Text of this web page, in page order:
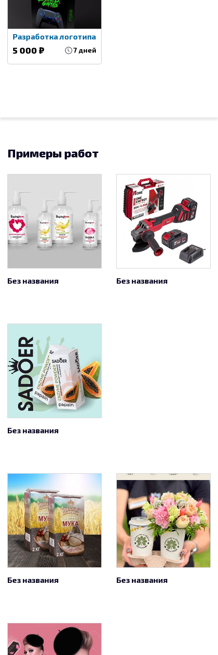
Разработка логотипа
5 000 ₽ 7 дней
Примеры работ
Без названия Без названия
Без названия
Без названия Без названия